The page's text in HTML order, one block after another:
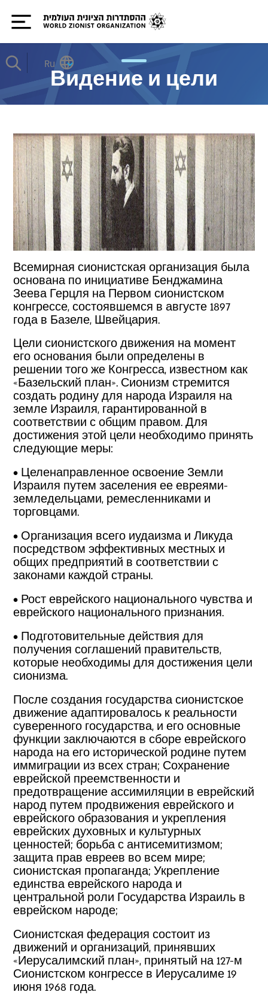
Ru
Видение и цели
Всемирная сионистская организация была
основана по инициативе Бенджамина
Зеева Герцля на Первом сионистском
конгрессе, состоявшемся в августе 1897
года в Базеле, Швейцария.
Цели сионистского движения на момент
его основания были определены в
решении того же Конгресса, известном как
«Базельский план». Сионизм стремится
создать родину для народа Израиля на
земле Израиля, гарантированной в
соответствии с общим правом. Для
достижения этой цели необходимо принять
следующие меры:
• Целенаправленное освоение Земли
Израиля путем заселения ее евреями-
земледельцами, ремесленниками и
торговцами.
• Организация всего иудаизма и Ликуда
посредством эффективных местных и
общих предприятий в соответствии с
законами каждой страны.
• Рост еврейского национального чувства и
еврейского национального признания.
• Подготовительные действия для
получения соглашений правительств,
которые необходимы для достижения цели
сионизма.
После создания государства сионистское
движение адаптировалось к реальности
суверенного государства, и его основные
функции заключаются в сборе еврейского
народа на его исторической родине путем
иммиграции из всех стран; Сохранение
еврейской преемственности и
предотвращение ассимиляции в еврейский
народ путем продвижения еврейского и
еврейского образования и укрепления
еврейских духовных и культурных
ценностей; борьба с антисемитизмом;
защита прав евреев во всем мире;
сионистская пропаганда; Укрепление
единства еврейского народа и
центральной роли Государства Израиль в
еврейском народе;
Сионистская федерация состоит из
движений и организаций, принявших
«Иерусалимский план», принятый на 127-м
Сионистском конгрессе в Иерусалиме 19
июня 1968 года.